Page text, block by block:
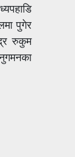
पुगेर
रुकुम